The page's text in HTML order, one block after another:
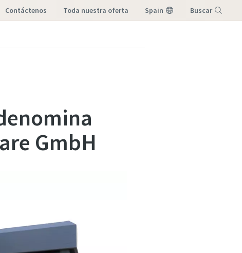
contáctenos toda nuestra oferta Spain Buscar
GmbH